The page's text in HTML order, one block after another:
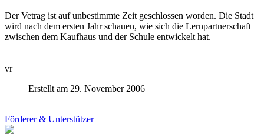
Der Vetrag ist auf unbestimmte Zeit geschlossen worden. Die Stadt
wird nach dem ersten Jahr schauen, wie sich die Lernpartnerschaft
zwischen dem Kaufhaus und der Schule entwickelt hat.
vr
Erstellt am 29. November 2006
Förderer & Unterstützer